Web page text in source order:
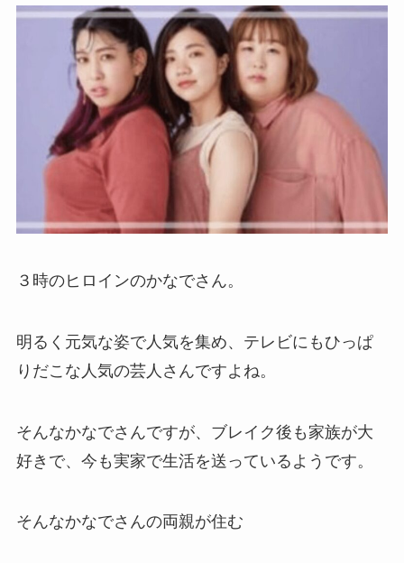
３時のヒロインのかなでさん。
明るく元気な姿で人気を集め、テレビにもひっぱ
りだこな人気の芸人さんですよね。
そんなかなでさんですが、ブレイク後も家族が大
好きで、今も実家で生活を送っているようです。
そんなかなでさんの両親が住む